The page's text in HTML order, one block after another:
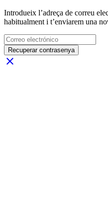
Introdueix l’adreça de correu
habitualment i t’enviarem una
Recuperar contrasenya
close